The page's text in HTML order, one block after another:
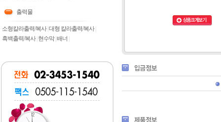
출력물
소형칼라출력/복사| 대형 칼라출력/복사|
흑백출력/복사| 현수막| 배너